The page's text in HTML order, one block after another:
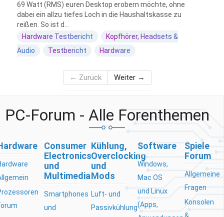
69 Watt (RMS) euren Desktop erobern möchte, ohne
dabei ein allzu tiefes Loch in die Haushaltskasse zu
reißen. So ist d...
Hardware Testbericht
Kopfhörer, Headsets &
Audio
Testbericht Hardware
← Zurück Weiter →
PC-Forum - Alle Forenthemen
Consumer
Electronics
und
Multimedia
Smartphones
und
Kühlung,
Overclocking
und
Mods
Luft- und
Passivkühlung
Software
Windows,
Mac OS
und Linux
(Apps,
Spiele
Forum
Allgemeine
Fragen
Konsolen